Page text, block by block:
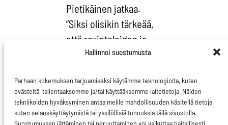
Hallinnoi suostumusta
Parhaan kokemuksen tarjoamiseksi käytämme teknologioita, kuten
evästeitä, tallentaaksemme ja/tai käyttääksemme laitetietoja. Näiden
tekniikoiden hyväksyminen antaa meille mahdollisuuden käsitellä tietoja,
kuten selauskäyttäytymistä tai yksilöllisiä tunnuksia tällä sivustolla.
Suostumuksen jättäminen tai peruuttaminen voi vaikuttaa haitallisesti
Pietikäinen jatkaa.
”Siksi olisikin tärkeää,
että ravintoloiden ja
suurtalouskeittiöiden
tiedossa ja näkyvillä”,
Pietikäinen painottaa.